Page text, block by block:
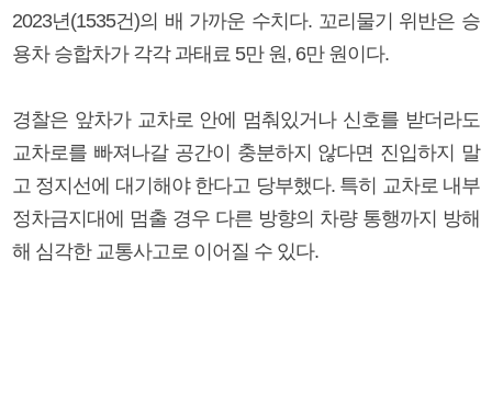
2023년(1535건)의 배 가까운 수치다. 꼬리물기 위반은 승
용차 승합차가 각각 과태료 5만 원, 6만 원이다.
경찰은 앞차가 교차로 안에 멈춰있거나 신호를 받더라도
교차로를 빠져나갈 공간이 충분하지 않다면 진입하지 말
고 정지선에 대기해야 한다고 당부했다. 특히 교차로 내부
정차금지대에 멈출 경우 다른 방향의 차량 통행까지 방해
해 심각한 교통사고로 이어질 수 있다.